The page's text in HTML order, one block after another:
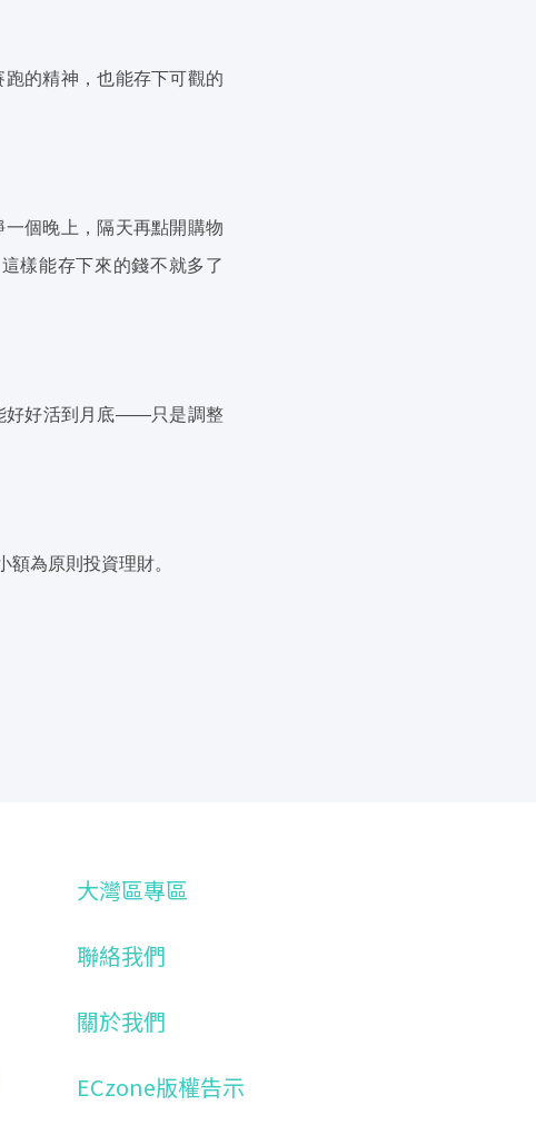
的精神，也能存下可觀的
個晚上，隔天再點開購物
樣能存下來的錢不就多了
好好活到月底——只是調整
為原則投資理財。
大灣區專區
聯絡我們
關於我們
ECzone版權告示